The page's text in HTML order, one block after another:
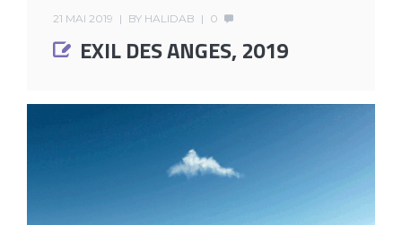
21 MAI 2019 BY HALIDAB 0
EXIL DES ANGES, 2019